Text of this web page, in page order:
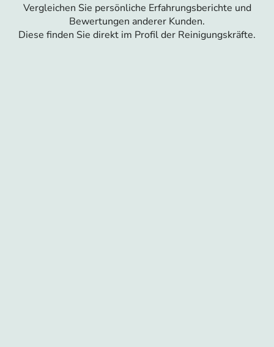
Vergleichen Sie persönliche Erfahrungsberichte und
Bewertungen anderer Kunden.
Diese finden Sie direkt im Profil der Reinigungskräfte.